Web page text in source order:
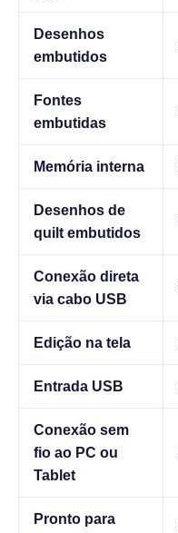
Desenhos
embutidos
Fontes
embutidas
Memória interna
Desenhos de
quilt embutidos
Conexão direta
via cabo USB
Edição na tela
Entrada USB
Conexão sem
fio ao PC ou
Tablet
Pronto para